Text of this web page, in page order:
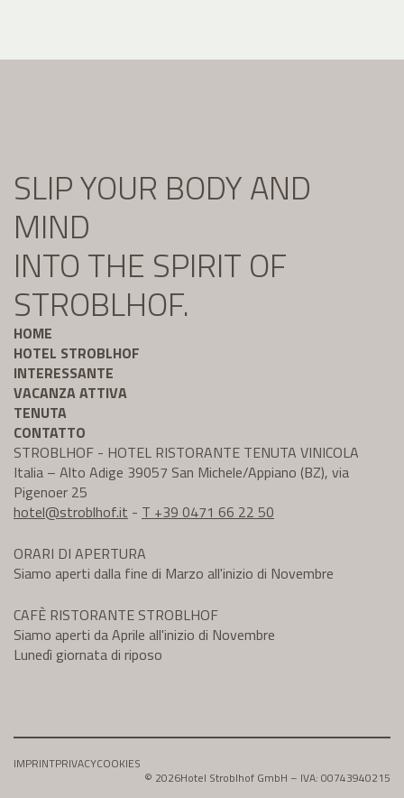
SLIP YOUR BODY AND
MIND
INTO THE SPIRIT OF
STROBLHOF.
HOME
HOTEL STROBLHOF
INTERESSANTE
VACANZA ATTIVA
TENUTA
CONTATTO
STROBLHOF - HOTEL RISTORANTE TENUTA VINICOLA
Italia – Alto Adige 39057 San Michele/Appiano (BZ), via
Pigenoer 25
hotel@stroblhof.it - T +39 0471 66 22 50
ORARI DI APERTURA
Siamo aperti dalla fine di Marzo all'inizio di Novembre
CAFÈ RISTORANTE STROBLHOF
Siamo aperti da Aprile all'inizio di Novembre
Lunedì giornata di riposo
IMPRINTPRIVACYCOOKIES
© 2026Hotel Stroblhof GmbH – IVA: 00743940215